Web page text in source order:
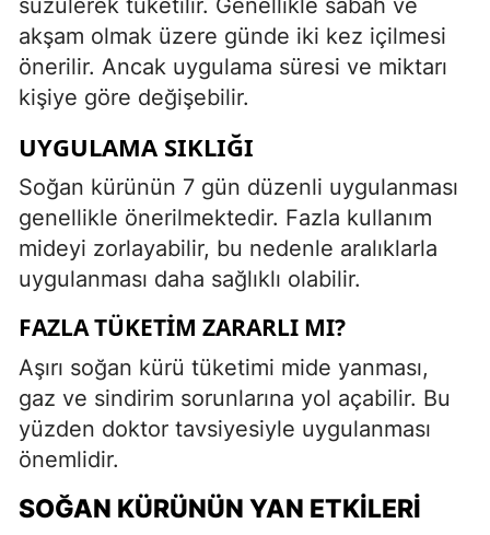
süzülerek tüketilir. Genellikle sabah ve
akşam olmak üzere günde iki kez içilmesi
önerilir. Ancak uygulama süresi ve miktarı
kişiye göre değişebilir.
UYGULAMA SIKLIĞI
Soğan kürünün 7 gün düzenli uygulanması
genellikle önerilmektedir. Fazla kullanım
mideyi zorlayabilir, bu nedenle aralıklarla
uygulanması daha sağlıklı olabilir.
FAZLA TÜKETIM ZARARLI MI?
Aşırı soğan kürü tüketimi mide yanması,
gaz ve sindirim sorunlarına yol açabilir. Bu
yüzden doktor tavsiyesiyle uygulanması
önemlidir.
SOĞAN KÜRÜNÜN YAN ETKILERI